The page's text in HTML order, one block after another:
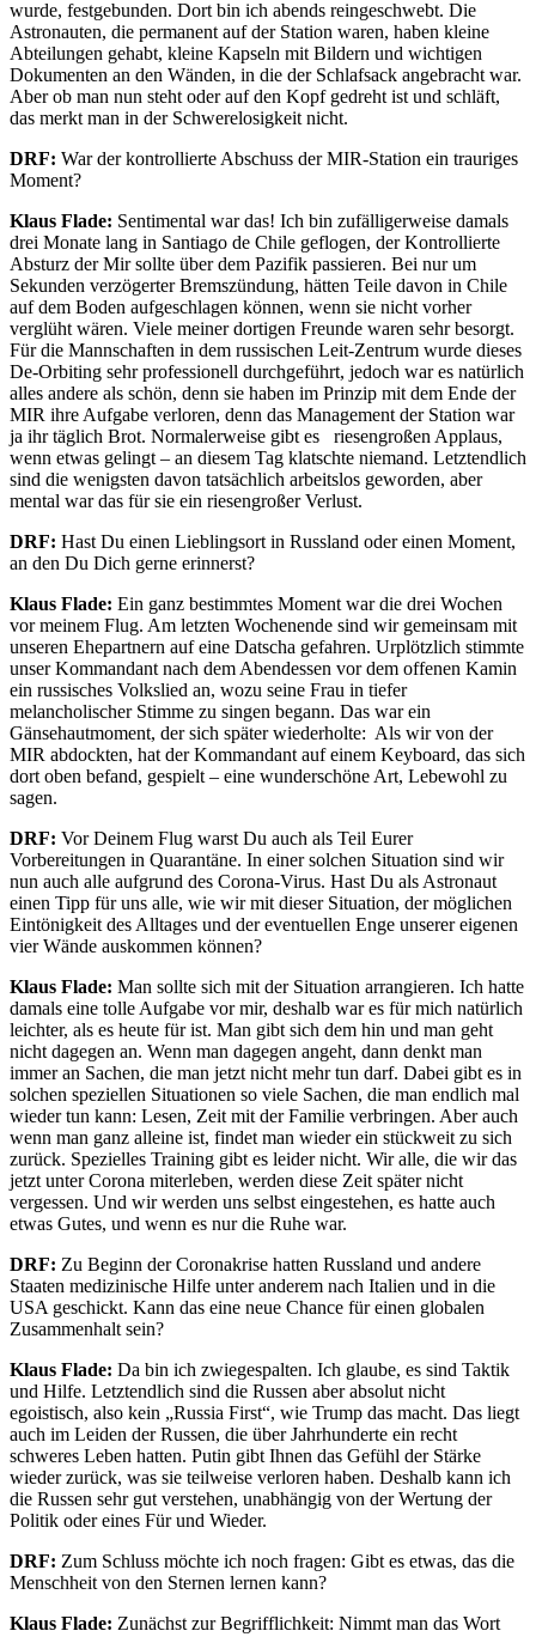
wurde, festgebunden. Dort bin ich abends reingeschwebt. Die
Astronauten, die permanent auf der Station waren, haben kleine
Abteilungen gehabt, kleine Kapseln mit Bildern und wichtigen
Dokumenten an den Wänden, in die der Schlafsack angebracht war.
Aber ob man nun steht oder auf den Kopf gedreht ist und schläft,
das merkt man in der Schwerelosigkeit nicht.
DRF: War der kontrollierte Abschuss der MIR-Station ein trauriges
Moment?
Klaus Flade: Sentimental war das! Ich bin zufälligerweise damals
drei Monate lang in Santiago de Chile geflogen, der Kontrollierte
Absturz der Mir sollte über dem Pazifik passieren. Bei nur um
Sekunden verzögerter Bremszündung, hätten Teile davon in Chile
auf dem Boden aufgeschlagen können, wenn sie nicht vorher
verglüht wären. Viele meiner dortigen Freunde waren sehr besorgt.
Für die Mannschaften in dem russischen Leit-Zentrum wurde dieses
De-Orbiting sehr professionell durchgeführt, jedoch war es natürlich
alles andere als schön, denn sie haben im Prinzip mit dem Ende der
MIR ihre Aufgabe verloren, denn das Management der Station war
ja ihr täglich Brot. Normalerweise gibt es riesengroßen Applaus,
wenn etwas gelingt – an diesem Tag klatschte niemand. Letztendlich
sind die wenigsten davon tatsächlich arbeitslos geworden, aber
mental war das für sie ein riesengroßer Verlust.
DRF: Hast Du einen Lieblingsort in Russland oder einen Moment,
an den Du Dich gerne erinnerst?
Klaus Flade: Ein ganz bestimmtes Moment war die drei Wochen
vor meinem Flug. Am letzten Wochenende sind wir gemeinsam mit
unseren Ehepartnern auf eine Datscha gefahren. Urplötzlich stimmte
unser Kommandant nach dem Abendessen vor dem offenen Kamin
ein russisches Volkslied an, wozu seine Frau in tiefer
melancholischer Stimme zu singen begann. Das war ein
Gänsehautmoment, der sich später wiederholte: Als wir von der
MIR abdockten, hat der Kommandant auf einem Keyboard, das sich
dort oben befand, gespielt – eine wunderschöne Art, Lebewohl zu
sagen.
DRF: Vor Deinem Flug warst Du auch als Teil Eurer
Vorbereitungen in Quarantäne. In einer solchen Situation sind wir
nun auch alle aufgrund des Corona-Virus. Hast Du als Astronaut
einen Tipp für uns alle, wie wir mit dieser Situation, der möglichen
Eintönigkeit des Alltages und der eventuellen Enge unserer eigenen
vier Wände auskommen können?
Klaus Flade: Man sollte sich mit der Situation arrangieren. Ich hatte
damals eine tolle Aufgabe vor mir, deshalb war es für mich natürlich
leichter, als es heute für ist. Man gibt sich dem hin und man geht
nicht dagegen an. Wenn man dagegen angeht, dann denkt man
immer an Sachen, die man jetzt nicht mehr tun darf. Dabei gibt es in
solchen speziellen Situationen so viele Sachen, die man endlich mal
wieder tun kann: Lesen, Zeit mit der Familie verbringen. Aber auch
wenn man ganz alleine ist, findet man wieder ein stückweit zu sich
zurück. Spezielles Training gibt es leider nicht. Wir alle, die wir das
jetzt unter Corona miterleben, werden diese Zeit später nicht
vergessen. Und wir werden uns selbst eingestehen, es hatte auch
etwas Gutes, und wenn es nur die Ruhe war.
DRF: Zu Beginn der Coronakrise hatten Russland und andere
Staaten medizinische Hilfe unter anderem nach Italien und in die
USA geschickt. Kann das eine neue Chance für einen globalen
Zusammenhalt sein?
Klaus Flade: Da bin ich zwiegespalten. Ich glaube, es sind Taktik
und Hilfe. Letztendlich sind die Russen aber absolut nicht
egoistisch, also kein „Russia First“, wie Trump das macht. Das liegt
auch im Leiden der Russen, die über Jahrhunderte ein recht
schweres Leben hatten. Putin gibt Ihnen das Gefühl der Stärke
wieder zurück, was sie teilweise verloren haben. Deshalb kann ich
die Russen sehr gut verstehen, unabhängig von der Wertung der
Politik oder eines Für und Wieder.
DRF: Zum Schluss möchte ich noch fragen: Gibt es etwas, das die
Menschheit von den Sternen lernen kann?
Klaus Flade: Zunächst zur Begrifflichkeit: Nimmt man das Wort